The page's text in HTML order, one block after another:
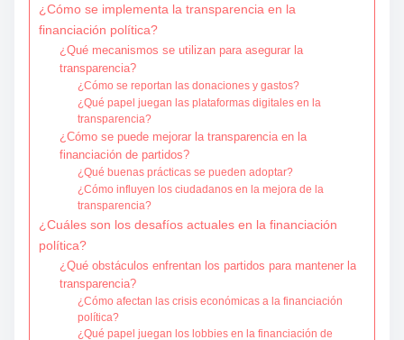
¿Cómo se implementa la transparencia en la
financiación política?
¿Qué mecanismos se utilizan para asegurar la
transparencia?
¿Cómo se reportan las donaciones y gastos?
¿Qué papel juegan las plataformas digitales en la
transparencia?
¿Cómo se puede mejorar la transparencia en la
financiación de partidos?
¿Qué buenas prácticas se pueden adoptar?
¿Cómo influyen los ciudadanos en la mejora de la
transparencia?
¿Cuáles son los desafíos actuales en la financiación
política?
¿Qué obstáculos enfrentan los partidos para mantener la
transparencia?
¿Cómo afectan las crisis económicas a la financiación
política?
¿Qué papel juegan los lobbies en la financiación de